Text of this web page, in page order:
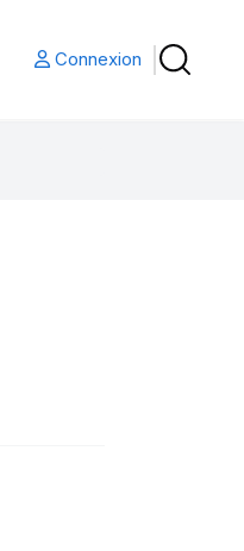
Connexion